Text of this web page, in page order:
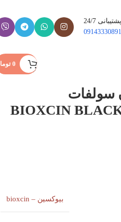
پشتیبانی 24/7
09143330891
0
سولفات
بیوکسین – bioxcin